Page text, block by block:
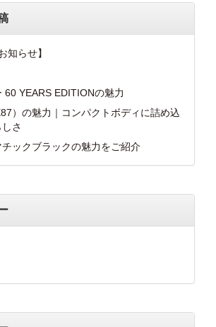
知らせ】
60 YEARS EDITIONの魅力
）の魅力｜コンパクトボディに詰め込
さ
ックブラックの魅力をご紹介